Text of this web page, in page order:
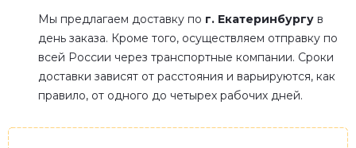
Мы предлагаем доставку по г. Екатеринбургу в
день заказа. Кроме того, осуществляем отправку по
всей России через транспортные компании. Сроки
доставки зависят от расстояния и варьируются, как
правило, от одного до четырех рабочих дней.